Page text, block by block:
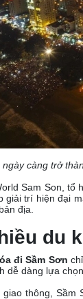
ngày càng trở
Sam Son,
giải trí hiện đại
địa.
du
đi Sầm Sơn
dễ dàng lựa
giao thông,